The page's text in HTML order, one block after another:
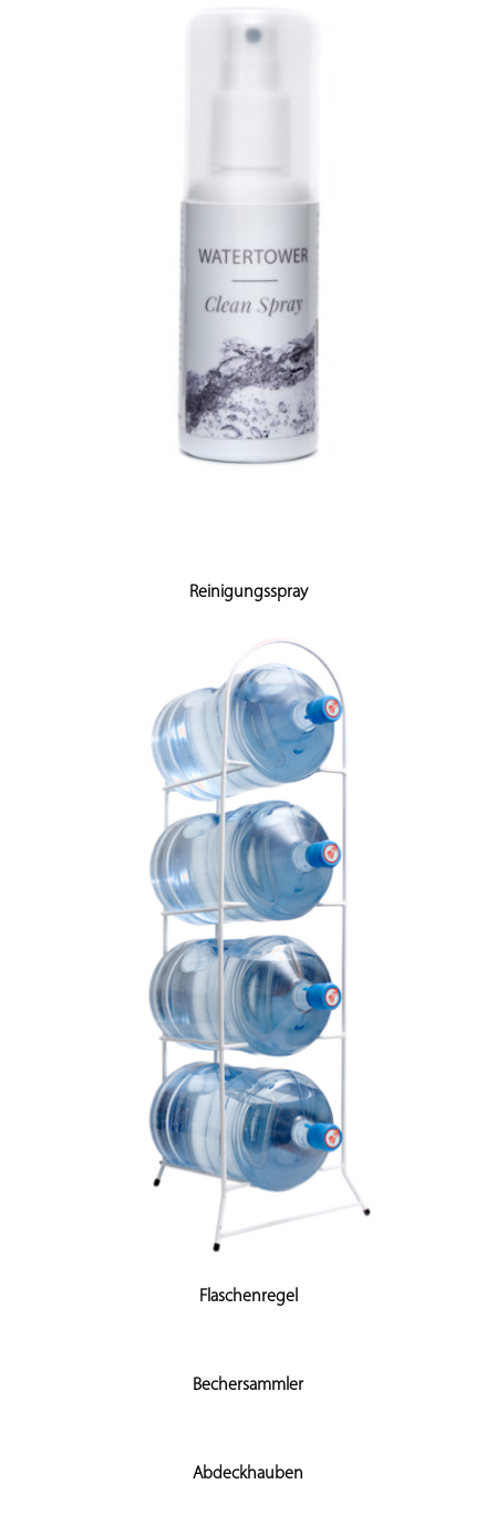
Reinigungsspray
Flaschenregel
Bechersammler
Abdeckhauben